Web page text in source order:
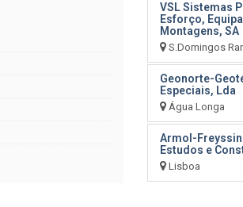
VSL Sistemas
Esforço,
Montagens, SA
S.Domingos
Geonorte-
Especiais, Lda
Água Longa
Armol-
Estudos e
Lisboa